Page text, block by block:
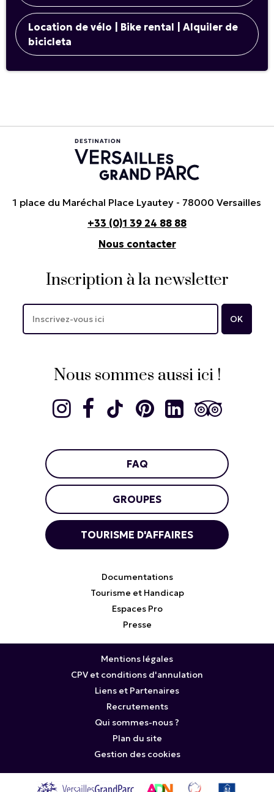
Location de vélo | Bike rental | Alquiler de
bicicleta
1 place du Maréchal Place Lyautey - 78000 Versailles
+33 (0)1 39 24 88 88
Nous contacter
Inscription à la newsletter
Nous sommes aussi ici !
FAQ
GROUPES
TOURISME D'AFFAIRES
Documentations
Tourisme et Handicap
Espaces Pro
Presse
Mentions légales
CPV et conditions d'annulation
Liens et Partenaires
Recrutements
Qui sommes-nous ?
Plan du site
Gestion des cookies